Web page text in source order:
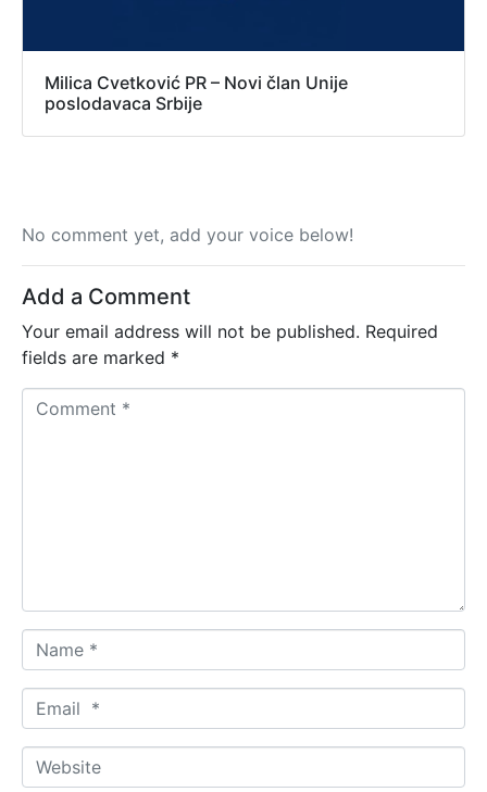
Milica Cvetković PR – Novi član Unije
poslodavaca Srbije
No comment yet, add your voice below!
Add a Comment
Your email address will not be published. Required
fields are marked *
a
m
*
m
aW
e